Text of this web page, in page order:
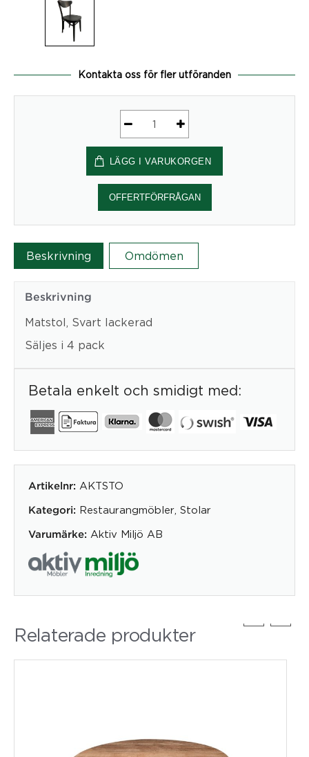
Kontakta oss för fler utföranden
TORO
SVART
LACKERAD
mängd
LÄGG I VARUKORGEN
OFFERTFÖRFRÅGAN
Beskrivning Omdömen
Beskrivning
Matstol, Svart lackerad
Säljes i 4 pack
Betala enkelt och smidigt med:
Artikelnr: AKTSTO
Kategori: Restaurangmöbler Stolar
Varumärke: Aktiv Miljö AB
Relaterade produkter